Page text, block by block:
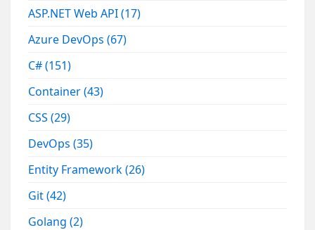
ASP.NET Web API(17)
Azure DevOps(67)
C#(151)
Container(43)
CSS(29)
DevOps(35)
Entity Framework(26)
Git(42)
Golang(2)